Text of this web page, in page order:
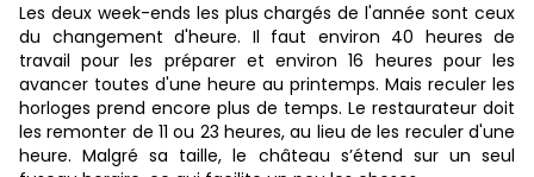
Les deux week-ends les plus chargés de l'année sont ceux
du changement d'heure. Il faut environ 40 heures de
travail pour les préparer et environ 16 heures pour les
avancer toutes d'une heure au printemps. Mais reculer les
horloges prend encore plus de temps. Le restaurateur doit
les remonter de 11 ou 23 heures, au lieu de les reculer d'une
heure. Malgré sa taille, le château s’étend sur un seul